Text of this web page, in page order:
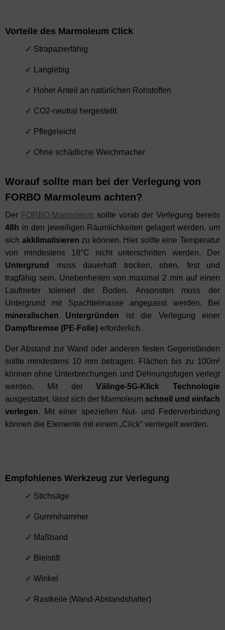
Vorteile des Marmoleum Click
✓ Strapazierfähig
✓ Langlebig
✓ Hoher Anteil an natürlichen Rohstoffen
✓ CO2-neutral hergestellt
✓ Pflegeleicht
✓ Ohne schädliche Weichmacher
Worauf sollte man bei der Verlegung von
FORBO Marmoleum achten?
Der FORBO Marmoleum sollte vorab der Verlegung bereits
48h in den jeweiligen Räumlichkeiten gelagert werden, um
sich akklimatisieren zu können. Hier sollte eine Temperatur
von mindestens 18°C nicht unterschritten werden. Der
Untergrund
muss dauerhaft trocken, eben, fest und
tragfähig sein. Unebenheiten von maximal 2 mm auf einen
Laufmeter toleriert der Boden. Ansonsten muss der
Untergrund mit Spachtelmasse angepasst werden. Bei
mineralischen
Untergründen ist die Verlegung einer
Dampfbremse (PE-Folie) erforderlich.
Der Abstand zur Wand oder anderen festen Gegenständen
sollte mindestens 10 mm betragen. Flächen bis zu 100m²
können ohne Unterbrechungen und Dehnungsfugen verlegt
werden. Mit derVälinge-5G-Klick Technologie
ausgestattet, lässt sich der Marmoleum schnell und einfach
verlegen. Mit einer speziellen Nut- und Federverbindung
können die Elemente mit einem „Click“ verriegelt werden.
Empfohlenes Werkzeug zur Verlegung
✓ Stichsäge
✓ Gummihammer
✓ Maßband
✓ Bleistift
✓ Winkel
✓ Rastkeile (Wand-Abstandshalter)